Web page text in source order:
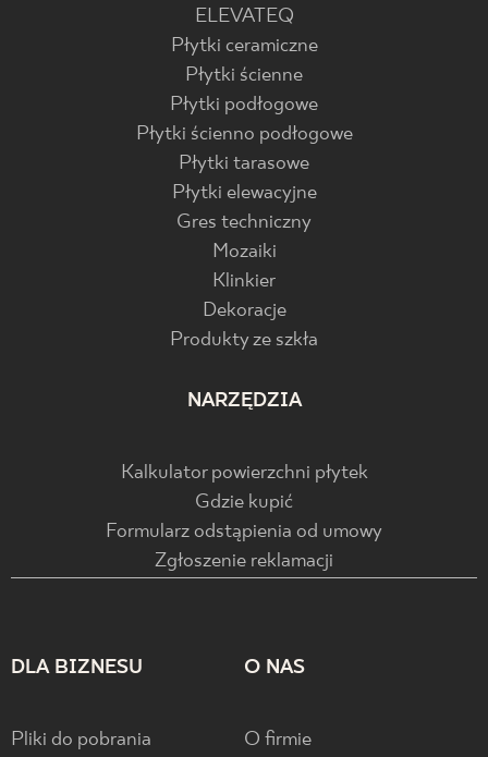
ELEVATEQ
Płytki ceramiczne
Płytki ścienne
Płytki podłogowe
Płytki ścienno podłogowe
Płytki tarasowe
Płytki elewacyjne
Gres techniczny
Mozaiki
Klinkier
Dekoracje
Produkty ze szkła
NARZĘDZIA
Kalkulator powierzchni płytek
Gdzie kupić
Formularz odstąpienia od umowy
Zgłoszenie reklamacji
DLA BIZNESU
Pliki do pobrania
O NAS
O firmie